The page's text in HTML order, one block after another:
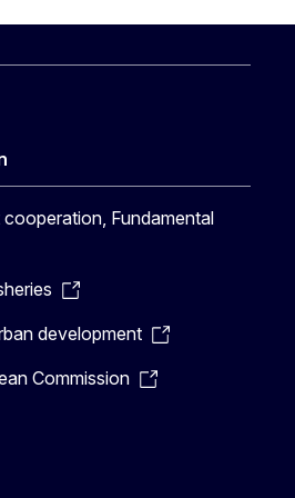
Fundamental
development
Commission